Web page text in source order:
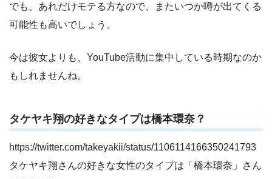
でも、あれだけモテる方なので、またいつか噂が出てくる
可能性も高いでしょう。
今は彼女よりも、YouTube活動に集中している時期なのか
もしれませんね。
タケヤキ翔の好きなタイプは橋本環奈？
https://twitter.com/takeyakii/status/1106114166350241793
タケヤキ翔さんの好きな女性のタイプは「橋本環奈」さん